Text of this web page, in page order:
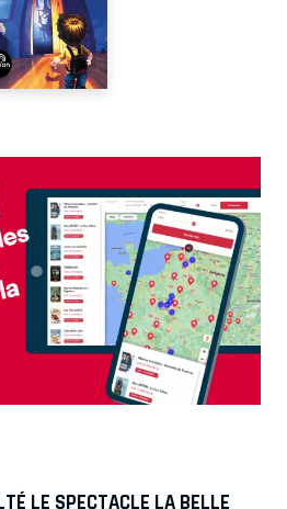
LE SPECTACLE LA BELLE